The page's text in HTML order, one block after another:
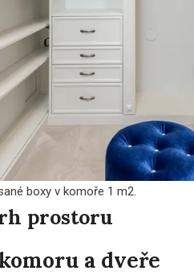
boxy v komoře 1 m2.
prostoru
a dveře